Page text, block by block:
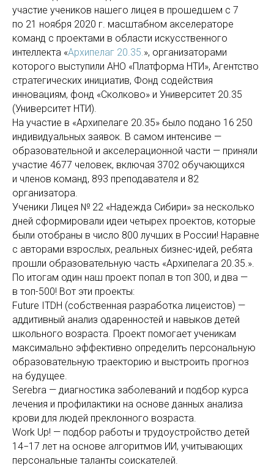
участие учеников нашего лицея в прошедшем с 7
по 21 ноября 2020 г. масштабном акселераторе
команд с проектами в области искусственного
интеллекта «Архипелаг 20.35.», организаторами
которого выступили АНО «Платформа НТИ», Агентство
стратегических инициатив, Фонд содействия
инновациям, фонд «Сколково» и Университет 20.35
(Университет НТИ).
На участие в «Архипелаге 20.35» было подано 16 250
индивидуальных заявок. В самом интенсиве —
образовательной и акселерационной части — приняли
участие 4677 человек, включая 3702 обучающихся
и членов команд, 893 преподавателя и 82
организатора.
Ученики Лицея № 22 «Надежда Сибири» за несколько
дней сформировали идеи четырех проектов, которые
были отобраны в число 800 лучших в России! Наравне
с авторами взрослых, реальных бизнес-идей, ребята
прошли образовательную часть «Архипелага 20.35.».
По итогам один наш проект попал в топ 300, и два —
в топ-500! Вот эти проекты:
Future ITDH (собственная разработка лицеистов) —
аддитивный анализ одаренностей и навыков детей
школьного возраста. Проект помогает ученикам
максимально эффективно определить персональную
образовательную траекторию и выстроить прогноз
на будущее.
Serebra — диагностика заболеваний и подбор курса
лечения и профилактики на основе данных анализа
крови для людей преклонного возраста.
Work Up! — подбор работы и трудоустройство детей
14−17 лет на основе алгоритмов ИИ, учитывающих
персональные таланты соискателей.